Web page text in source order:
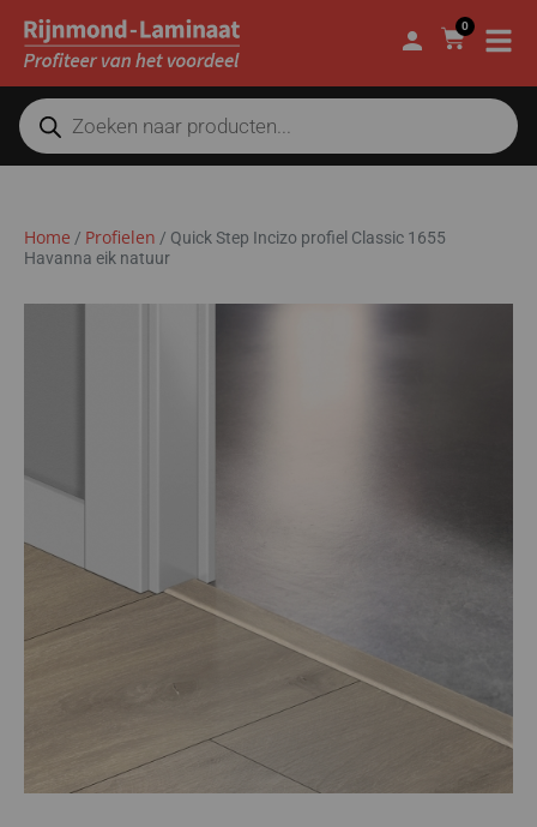
0
Home / Profielen / Quick Step Incizo profiel Classic 1655
Havanna eik natuur